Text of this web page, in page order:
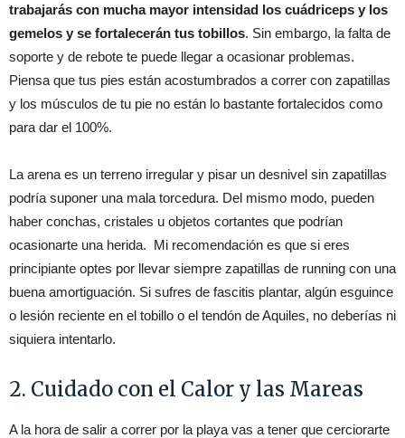
trabajarás con mucha mayor intensidad los cuádriceps y los
gemelos y se fortalecerán tus tobillos. Sin embargo, la falta de
soporte y de rebote te puede llegar a ocasionar problemas.
Piensa que tus pies están acostumbrados a correr con zapatillas
y los músculos de tu pie no están lo bastante fortalecidos como
para dar el 100%.
La arena es un terreno irregular y pisar un desnivel sin zapatillas
podría suponer una mala torcedura. Del mismo modo, pueden
haber conchas, cristales u objetos cortantes que podrían
ocasionarte una herida. Mi recomendación es que si eres
principiante optes por llevar siempre zapatillas de running con una
buena amortiguación. Si sufres de fascitis plantar, algún esguince
o lesión reciente en el tobillo o el tendón de Aquiles, no deberías ni
siquiera intentarlo.
2. Cuidado con el Calor y las Mareas
A la hora de salir a correr por la playa vas a tener que cerciorarte